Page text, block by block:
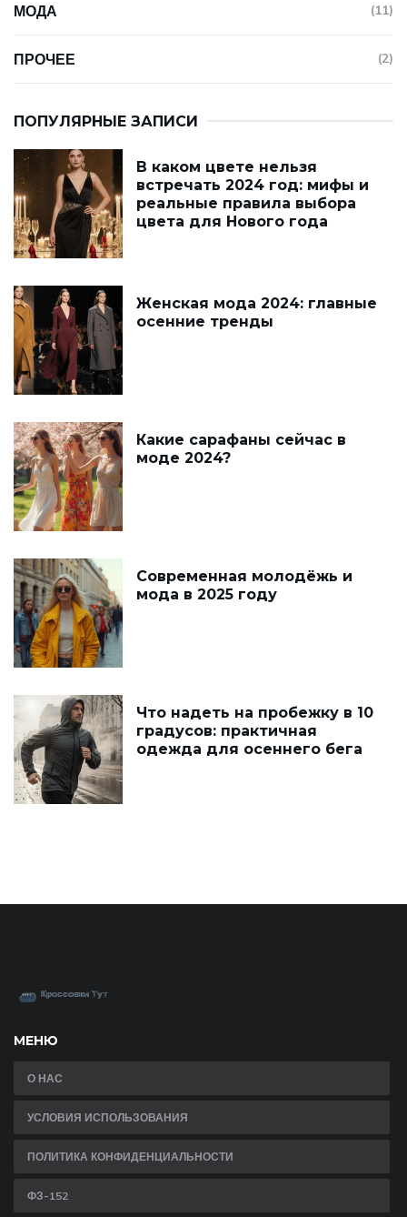
МОДА (11)
ПРОЧЕЕ (2)
ПОПУЛЯРНЫЕ ЗАПИСИ
В каком цвете нельзя
встречать 2024 год: мифы и
реальные правила выбора
цвета для Нового года
Женская мода 2024: главные
осенние тренды
Какие сарафаны сейчас в
моде 2024?
Современная молодёжь и
мода в 2025 году
Что надеть на пробежку в 10
градусов: практичная
одежда для осеннего бега
МЕНЮ
О НАС
УСЛОВИЯ ИСПОЛЬЗОВАНИЯ
ПОЛИТИКА КОНФИДЕНЦИАЛЬНОСТИ
ФЗ-152